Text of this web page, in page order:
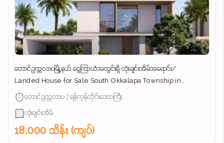
တောင်ဥက္ကလာပမြို့နယ် ​ငွေကြာယံအတွင်းရှိ လုံးချင်းအိမ်အ​ရောင်း/
Landed House for Sale South Okkalapa Township in
Yangon/
တောင်ဥက္ကလာပ | ရန်ကုန်တိုင်းဒေသကြီး
လုံးချင်းအိမ်
18,000 သိန်း (ကျပ်)